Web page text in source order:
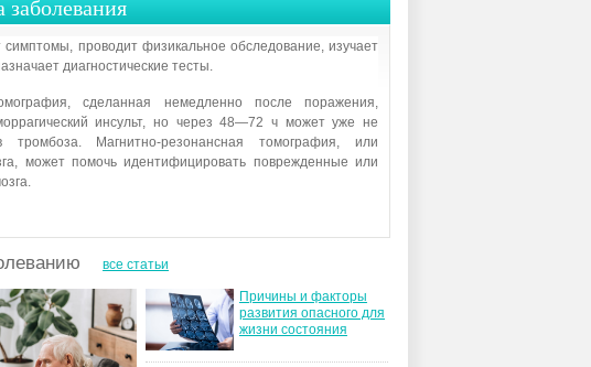
симптомы, проводит физикальное обследование, изучает
диагностические тесты.
сделанная немедленно после поражения,
инсульт, но через 48—72 ч может уже не
тромбоза. Магнитно-резонансная томография, или
может помочь идентифицировать поврежденные или
все статьи
Причины и факторы
развития опасного для
жизни состояния